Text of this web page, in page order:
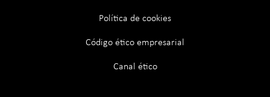
Política de cookies
Código ético empresarial
Canal ético